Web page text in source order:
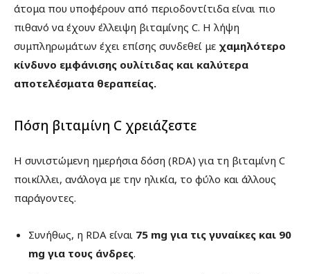
άτομα που υποφέρουν από περιοδοντίτιδα είναι πιο
πιθανό να έχουν έλλειψη βιταμίνης C. Η λήψη
συμπληρωμάτων έχει επίσης συνδεθεί με χαμηλότερο
κίνδυνο εμφάνισης ουλίτιδας και καλύτερα
αποτελέσματα θεραπείας.
Πόση βιταμίνη C χρειάζεστε
Η συνιστώμενη ημερήσια δόση (RDA) για τη βιταμίνη C
ποικίλλει, ανάλογα με την ηλικία, το φύλο και άλλους
παράγοντες.
Συνήθως, η RDA είναι 75 mg για τις γυναίκες και 90
mg για τους άνδρες.